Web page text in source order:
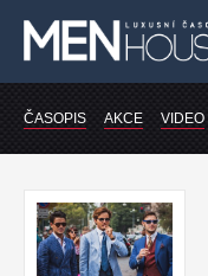
ČASOPIS AKCE VIDEO